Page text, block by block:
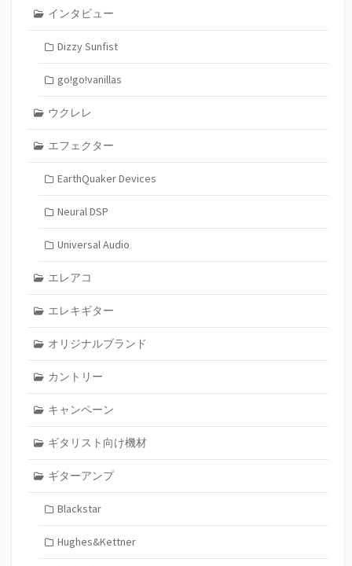
インタビュー
Dizzy Sunfist
go!go!vanillas
ウクレレ
エフェクター
EarthQuaker Devices
Neural DSP
Universal Audio
エレアコ
エレキギター
オリジナルブランド
カントリー
キャンペーン
ギタリスト向け機材
ギターアンプ
Blackstar
Hughes&Kettner